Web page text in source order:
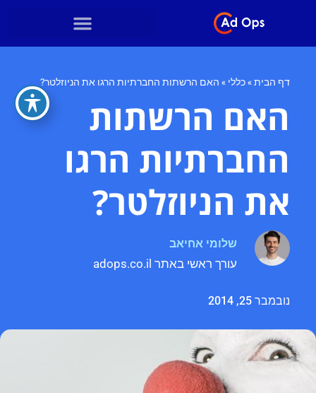
דף הבית»כללי » האם הרשתות החברתיות הרגו את הניוזלטר?
האם הרשתות
החברתיות הרגו
את הניוזלטר?
שלומי אחיאב
עורך ראשי באתר adops.co.il
נובמבר 25, 2014